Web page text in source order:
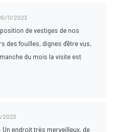
11/2023
de vestiges de nos
des fouilles, dignes d'être vus,
du mois la visite est
2023
Un endroit très merveilleux, de